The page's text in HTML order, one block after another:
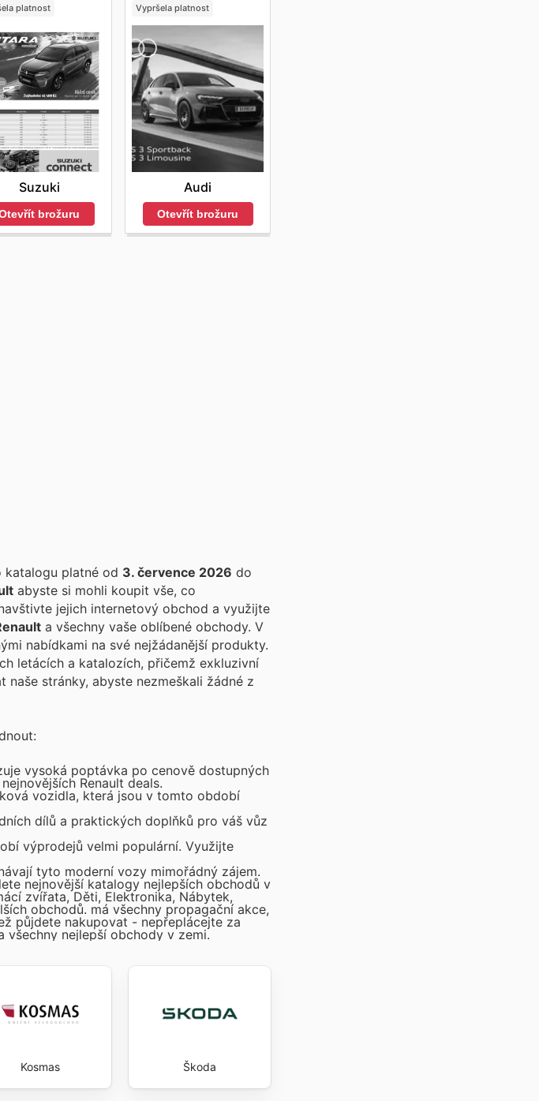
platnost
Suzuki
brožuru
Vypršela platnost
Audi
Otevřít brožuru
katalogu platné od 3. července 2026 do
abyste si mohli koupit vše, co
jejich internetový obchod a využijte
a všechny vaše oblíbené obchody. V
nabídkami na své nejžádanější produkty.
letácích a katalozích, přičemž exkluzivní
stránky, abyste nezmeškali žádné z
vysoká poptávka po cenově dostupných
Renault deals.
vozidla, která jsou v tomto období
dílů a praktických doplňků pro váš vůz
výprodejů velmi populární. Využijte
tyto moderní vozy mimořádný zájem.
nejnovější katalogy nejlepších obchodů v
zvířata, Děti, Elektronika, Nábytek,
obchodů. má všechny propagační akce,
půjdete nakupovat - nepřeplácejte za
všechny nejlepší obchody v zemi.
Kosmas Škoda